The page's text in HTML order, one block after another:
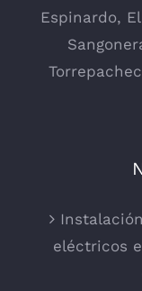
Espinardo,
eléctricos